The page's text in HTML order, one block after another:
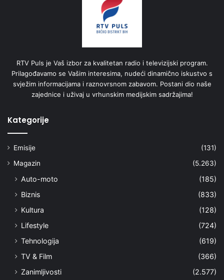
RTV Puls je Vaš izbor za kvalitetan radio i televizijski program.
Prilagođavamo se Vašim interesima, nudeći dinamično iskustvo s
svježim informacijama i raznovrsnom zabavom. Postani dio naše
zajednice i uživaj u vrhunskim medijskim sadržajima!
Kategorije
Emisije
(131)
Magazin
(5.263)
Auto-moto
(185)
Biznis
(833)
Kultura
(128)
Lifestyle
(724)
Tehnologija
(619)
TV & Film
(366)
Zanimljivosti
(2.577)